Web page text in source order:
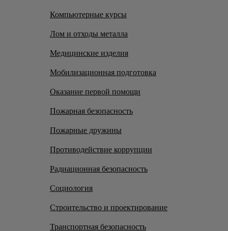
Компьютерные курсы
Лом и отходы металла
Медицинские изделия
Мобилизационная подготовка
Оказание первой помощи
Пожарная безопасность
Пожарные дружины
Противодействие коррупции
Радиационная безопасность
Социология
Строительство и проектирование
Транспортная безопасность